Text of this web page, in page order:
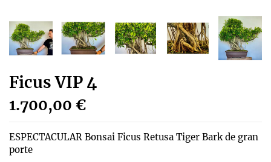
Ficus VIP 4
1.700,00 €
ESPECTACULAR Bonsai Ficus Retusa Tiger Bark de gran
porte